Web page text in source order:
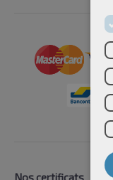
Nos certificats